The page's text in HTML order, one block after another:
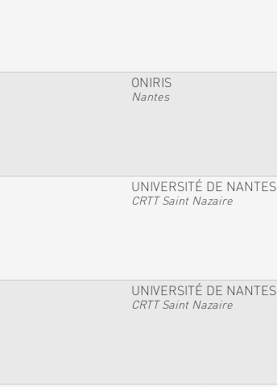
ONIRIS
Nantes
UNIVERSITÉ DE NANTES
CRTT Saint Nazaire
UNIVERSITÉ DE NANTES
CRTT Saint Nazaire